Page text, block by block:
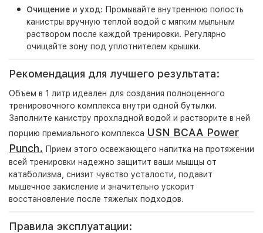
Очищение и уход: Промывайте внутреннюю полость
канистры вручную теплой водой с мягким мыльным
раствором после каждой тренировки. Регулярно
очищайте зону под уплотнителем крышки.
Рекомендация для лучшего результата:
Объем в 1 литр идеален для создания полноценного
тренировочного комплекса внутри одной бутылки.
Заполните канистру прохладной водой и растворите в ней
порцию премиального комплекса USN BCAA Power
Punch. Прием этого освежающего напитка на протяжении
всей тренировки надежно защитит ваши мышцы от
катаболизма, снизит чувство усталости, подавит
мышечное закисление и значительно ускорит
восстановление после тяжелых подходов.
Правила эксплуатации: